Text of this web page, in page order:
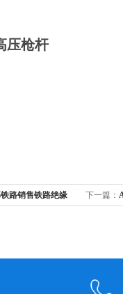
枪杆 高
路销售铁路绝缘 下一篇：